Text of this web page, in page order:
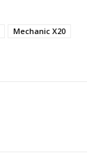
Mechanic X20